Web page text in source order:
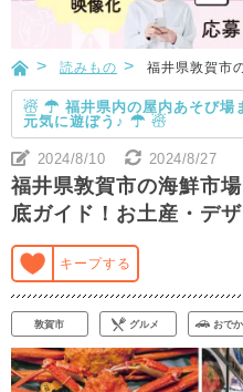
読みもの 福井県敦賀市
☃ ☂ 福井県内の屋内あそび場
元気に遊ぼう♪ ☂ ☃
2024/8/10 2024/8/27
福井県敦賀市の海鮮市
底ガイド！お土産・デ
キープする
敦賀市 グルメ おで